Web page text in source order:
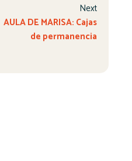
Next
AULA DE MARISA: Cajas
de permanencia